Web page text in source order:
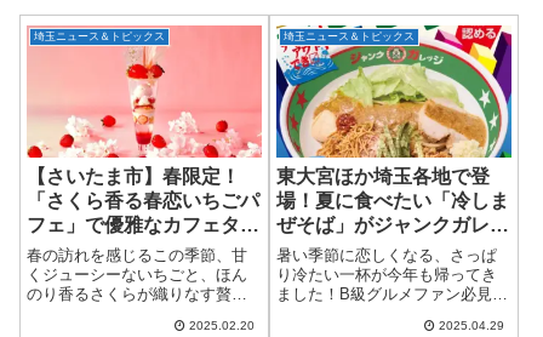
埼玉ニュース＆トピックス
【さいたま市】春限定！
「さくら香る春恋いちごパ
フェ」で優雅なカフェタイ
ム
春の訪れを感じるこの季節、甘
くジューシーないちごと、ほん
のり香るさくらが織りなす贅沢
（水）～4月14日（月）の期間限
2025.02.20
埼玉ニュース＆トピックス
東大宮ほか埼玉各地で登
場！夏に食べたい「冷しま
ぜそば」がジャンクガレッ
ジで限定復活
暑い季節に恋しくなる、さっぱ
り冷たい一杯が今年も帰ってき
ました！B級グルメファン必見の
レッジ」から、夏の定番メニュ
2025.04.29